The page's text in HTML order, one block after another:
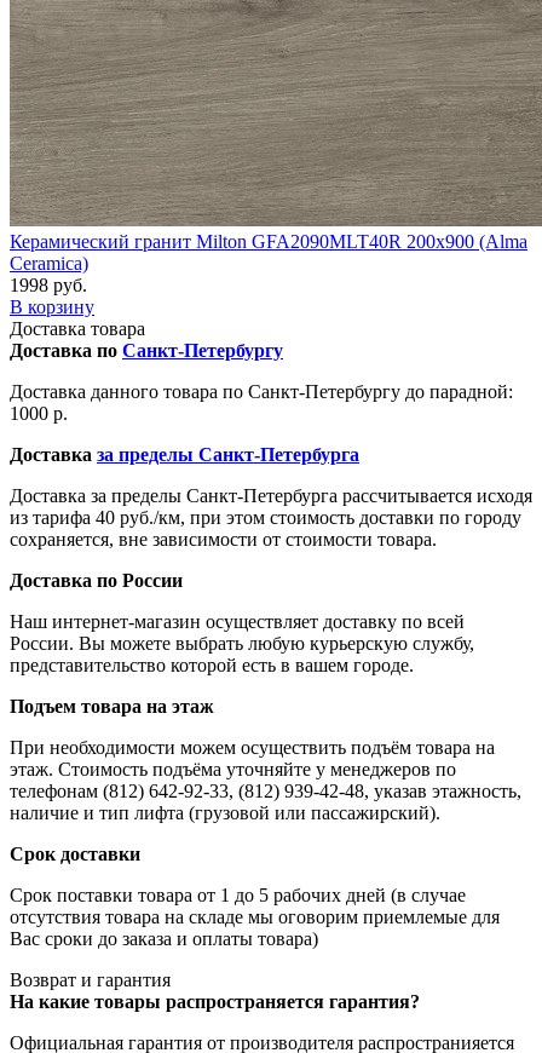
Керамический гранит Milton GFA2090MLT40R 200x900 (Alma
Ceramica)
1998 руб.
В корзину
Доставка товара
Доставка по Санкт-Петербургу
Доставка данного товара по Санкт-Петербургу до парадной:
1000 р.
Доставка за пределы Санкт-Петербурга
Доставка за пределы Санкт-Петербурга рассчитывается исходя
из тарифа 40 руб./км, при этом стоимость доставки по городу
сохраняется, вне зависимости от стоимости товара.
Доставка по России
Наш интернет-магазин осуществляет доставку по всей
России. Вы можете выбрать любую курьерскую службу,
представительство которой есть в вашем городе.
Подъем товара на этаж
При необходимости можем осуществить подъём товара на
этаж. Стоимость подъёма уточняйте у менеджеров по
телефонам (812) 642-92-33, (812) 939-42-48, указав этажность,
наличие и тип лифта (грузовой или пассажирский).
Срок доставки
Срок поставки товара от 1 до 5 рабочих дней (в случае
отсутствия товара на складе мы оговорим приемлемые для
Вас сроки до заказа и оплаты товара)
Возврат и гарантия
На какие товары распространяется гарантия?
Официальная гарантия от производителя распространияется